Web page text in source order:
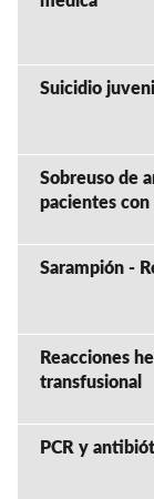
Suicidio
Sobreuso de
pacientes
Sarampión -
Reacciones
transfusional
PCR y